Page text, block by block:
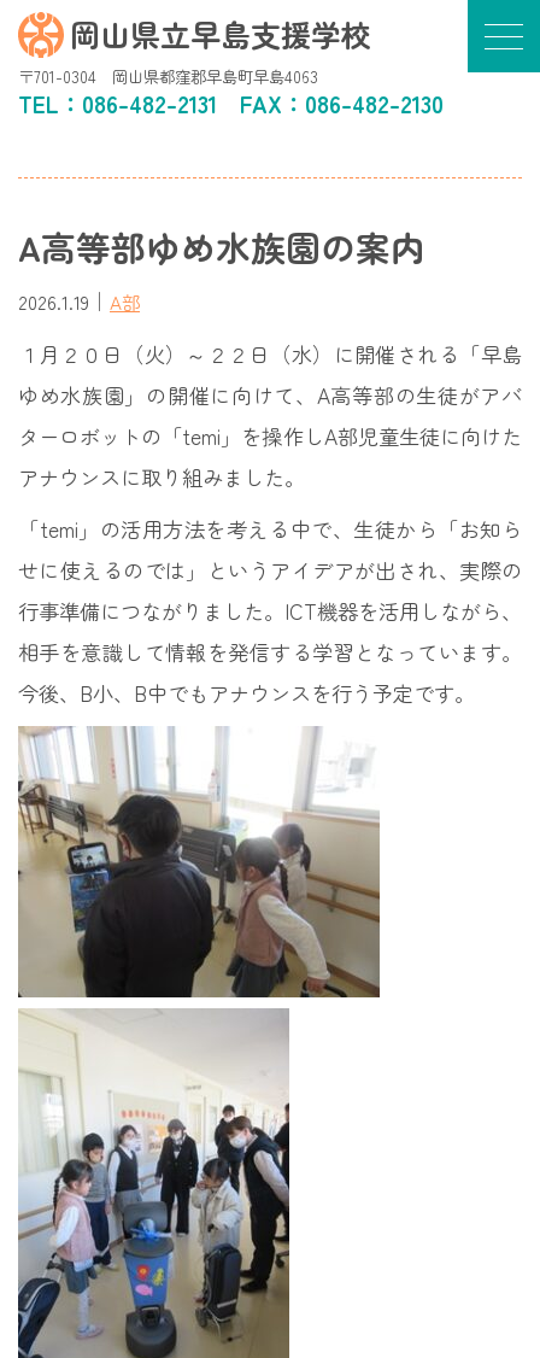
岡山県立早島支援学校
〒701-0304 岡山県都窪郡早島町早島4063
TEL： 086-482-2131 FAX：086-482-2130
A高等部ゆめ水族園の案内
2026.1.19 ｜ A部
１月２０日（火）～２２日（水）に開催される「早島
ゆめ水族園」の開催に向けて、A高等部の生徒がアバ
ターロボットの「temi」を操作しA部児童生徒に向けた
アナウンスに取り組みました。
「temi」の活用方法を考える中で、生徒から「お知ら
せに使えるのでは」というアイデアが出され、実際の
行事準備につながりました。ICT機器を活用しながら、
相手を意識して情報を発信する学習となっています。
今後、B小、B中でもアナウンスを行う予定です。